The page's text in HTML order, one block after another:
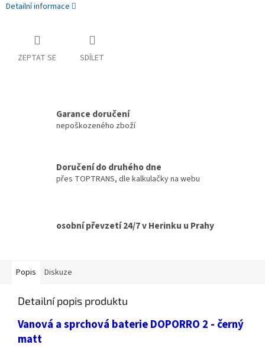
Detailní informace
ZEPTAT SE SDÍLET
Garance doručení
nepoškozeného zboží
Doručení do druhého dne
přes TOPTRANS, dle kalkulačky na webu
osobní převzetí 24/7 v Herinku u Prahy
Popis Diskuze
Detailní popis produktu
Vanová a sprchová baterie DOPORRO 2 - černý
matt